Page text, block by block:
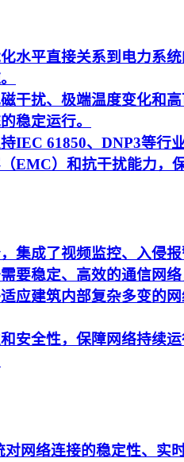
水平直接关系到电力系
干扰、极端温度变化和
稳定运行。
IEC 61850、DNP3等行
EMC）和抗干扰能力，
集成了视频监控、入侵
要稳定、高效的通信网
应建筑内部复杂多变的
安全性，保障网络持续
网络连接的稳定性、